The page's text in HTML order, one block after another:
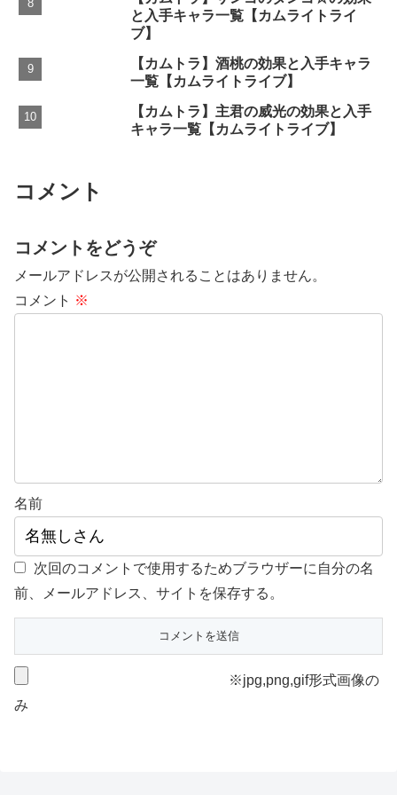
と入手キャラ一覧【カムライトライ
ブ】
【カムトラ】酒桃の効果と入手キャラ
一覧【カムライトライブ】
【カムトラ】主君の威光の効果と入手
キャラ一覧【カムライトライブ】
コメント
コメントをどうぞ
メールアドレスが公開されることはありません。
コメント ※
名前
次回のコメントで使用するためブラウザーに自分の名
前、メールアドレス、サイトを保存する。
※jpg,png,gif形式画像の
み